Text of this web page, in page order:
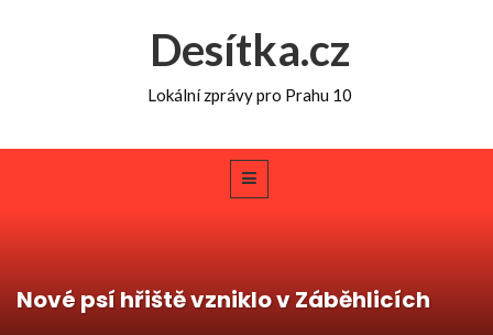
Desítka.cz
Lokální zprávy pro Prahu 10
Nové psí hřiště vzniklo v Záběhlicích